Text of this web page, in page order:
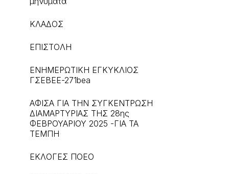
ΚΛΑΔΟΣ
ΕΠΙΣΤΟΛΗ
ΕΝΗΜΕΡΩΤΙΚΗ ΕΓΚΥΚΛΙΟΣ
ΓΣΕΒΕΕ-271bea
ΑΦΙΣΑ ΓΙΑ ΤΗΝ ΣΥΓΚΕΝΤΡΩΣΗ
ΔΙΑΜΑΡΤΥΡΙΑΣ ΤΗΣ 28ης
ΦΕΒΡΟΥΑΡΙΟΥ 2025 -ΓΙΑ ΤΑ
ΤΕΜΠΗ
ΕΚΛΟΓΕΣ ΠΟΕΟ